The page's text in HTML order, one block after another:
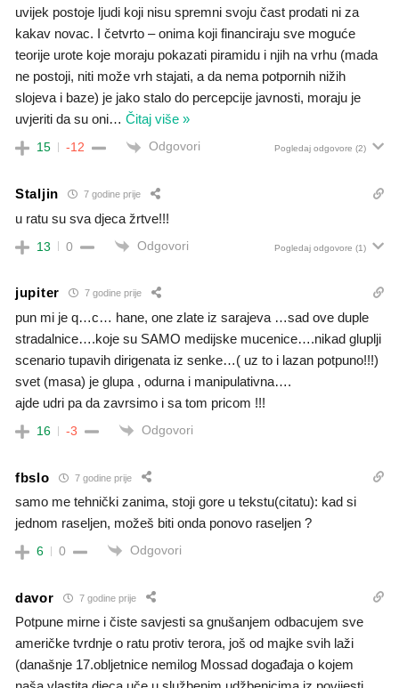
uvijek postoje ljudi koji nisu spremni svoju čast prodati ni za
kakav novac. I četvrto – onima koji financiraju sve moguće
teorije urote koje moraju pokazati piramidu i njih na vrhu (mada
ne postoji, niti može vrh stajati, a da nema potpornih nižih
slojeva i baze) je jako stalo do percepcije javnosti, moraju je
uvjeriti da su oni… Čitaj više »
15 -12 Odgovori Pogledaj odgovore (2)
Staljin 7 godine prije
u ratu su sva djeca žrtve!!!
13 0 Odgovori Pogledaj odgovore (1)
jupiter 7 godine prije
pun mi je q…c… hane, one zlate iz sarajeva …sad ove duple
stradalnice….koje su SAMO medijske mucenice….nikad gluplji
scenario tupavih dirigenata iz senke…( uz to i lazan potpuno!!!)
svet (masa) je glupa , odurna i manipulativna….
ajde udri pa da zavrsimo i sa tom pricom !!!
16 -3 Odgovori
fbslo 7 godine prije
samo me tehnički zanima, stoji gore u tekstu(citatu): kad si
jednom raseljen, možeš biti onda ponovo raseljen ?
6 0 Odgovori
davor 7 godine prije
Potpune mirne i čiste savjesti sa gnušanjem odbacujem sve
američke tvrdnje o ratu protiv terora, još od majke svih laži
(današnje 17.obljetnice nemilog Mossad događaja o kojem